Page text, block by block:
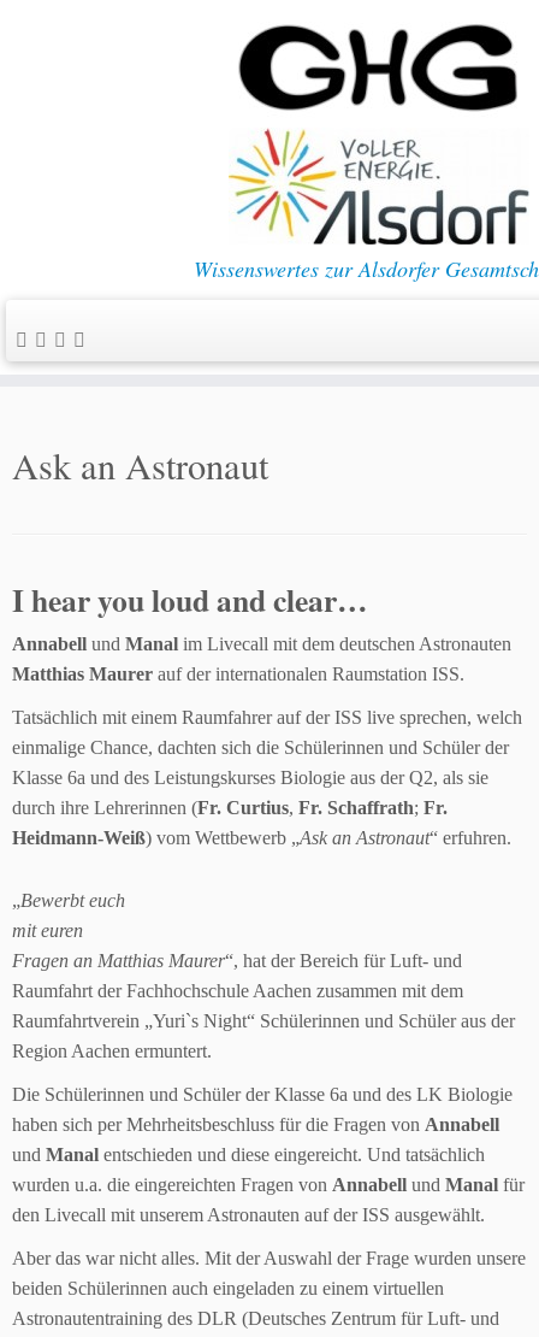
Wissenswertes zur Alsdorfer
Ask an Astronaut
I hear you loud and clear…
Annabell und Manal im Livecall mit dem deutschen Astronauten
Matthias Maurer auf der internationalen Raumstation ISS.
Tatsächlich mit einem Raumfahrer auf der ISS live sprechen, welch
einmalige Chance, dachten sich die Schülerinnen und Schüler der
Klasse 6a und des Leistungskurses Biologie aus der Q2, als sie
durch ihre Lehrerinnen (Fr. Curtius, Fr. Schaffrath; Fr.
Heidmann-Weiß) vom Wettbewerb „Ask an Astronaut“ erfuhren.
„Bewerbt euch
mit euren
Fragen an Matthias Maurer“, hat der Bereich für Luft- und
Raumfahrt der Fachhochschule Aachen zusammen mit dem
Raumfahrtverein „Yuri`s Night“ Schülerinnen und Schüler aus der
Region Aachen ermuntert.
Die Schülerinnen und Schüler der Klasse 6a und des LK Biologie
haben sich per Mehrheitsbeschluss für die Fragen von Annabell
und Manal entschieden und diese eingereicht. Und tatsächlich
wurden u.a. die eingereichten Fragen von Annabell und Manal für
den Livecall mit unserem Astronauten auf der ISS ausgewählt.
Aber das war nicht alles. Mit der Auswahl der Frage wurden unsere
beiden Schülerinnen auch eingeladen zu einem virtuellen
Astronautentraining des DLR (Deutsches Zentrum für Luft- und